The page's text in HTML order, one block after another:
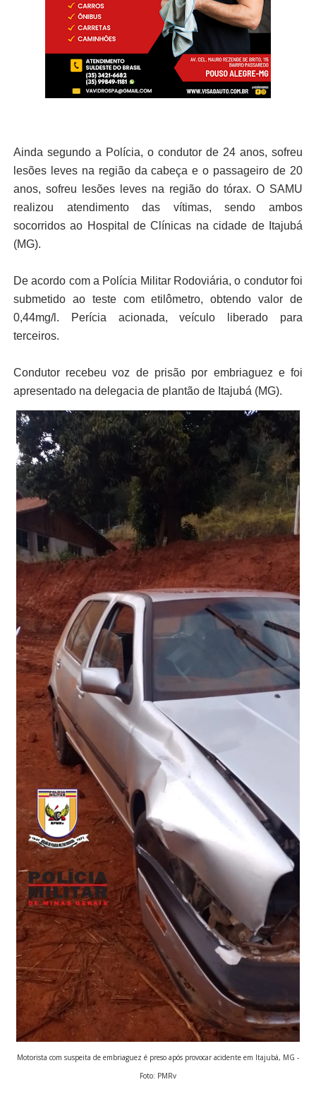
Ainda segundo a Polícia, o condutor de 24 anos, sofreu
lesões leves na região da cabeça e o passageiro de 20
anos, sofreu lesões leves na região do tórax. O SAMU
realizou atendimento das vítimas, sendo ambos
socorridos ao Hospital de Clínicas na cidade de Itajubá
(MG).
De acordo com a Polícia Militar Rodoviária, o condutor foi
submetido ao teste com etilômetro, obtendo valor de
0,44mg/l. Perícia acionada, veículo liberado para
terceiros.
Condutor recebeu voz de prisão por embriaguez e foi
apresentado na delegacia de plantão de Itajubá (MG).
Motorista com suspeita de embriaguez é preso após provocar acidente em Itajubá, MG -
Foto: PMRv